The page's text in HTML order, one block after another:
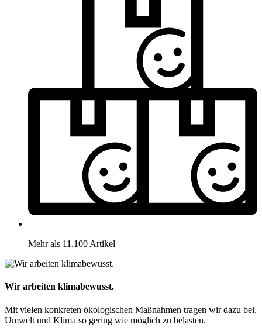
Mehr als 11.100 Artikel
Wir arbeiten klimabewusst.
Mit vielen konkreten ökologischen Maßnahmen tragen wir dazu bei,
Umwelt und Klima so gering wie möglich zu belasten.